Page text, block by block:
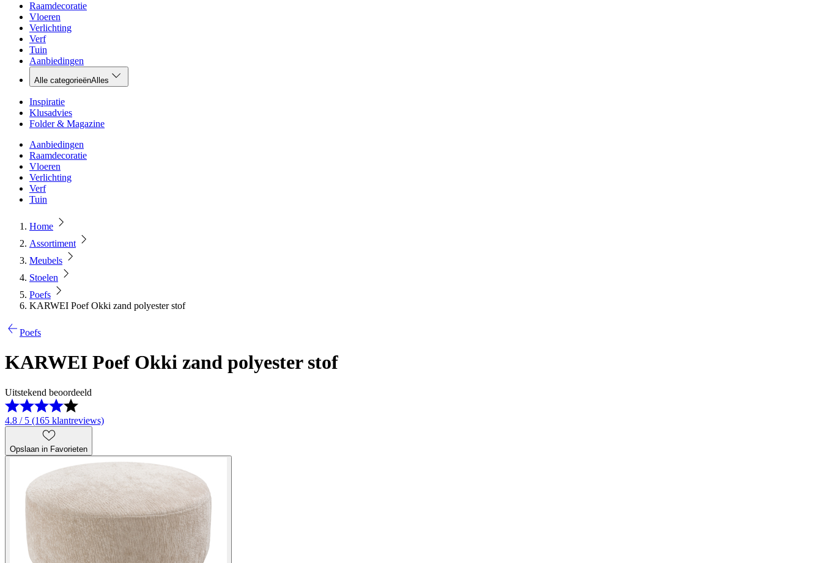
Raamdecoratie
Vloeren
Verlichting
Verf
Tuin
Aanbiedingen
Alle categorieënAlles
Inspiratie
Klusadvies
Folder & Magazine
Aanbiedingen
Raamdecoratie
Vloeren
Verlichting
Verf
Tuin
Home
Assortiment
Meubels
Stoelen
Poefs
KARWEI Poef Okki zand polyester stof
Poefs
KARWEI Poef Okki zand polyester stof
Uitstekend beoordeeld
4.8 / 5 (165 klantreviews)
Opslaan in Favorieten